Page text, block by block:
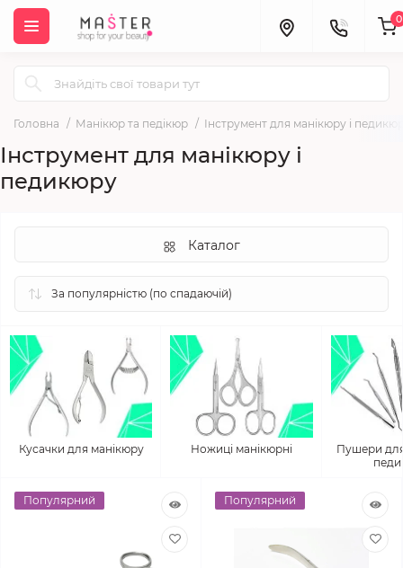
0
Головна Манікюр та педікюр Інструмент для манікюру і
Інструмент для манікюру і
педикюру
Каталог
Кусачки для манікюру Ножиці манікюрні
Пушери
Популярний Популярний